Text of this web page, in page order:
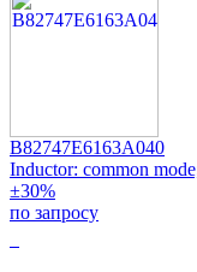
B82747E6163A040
Inductor: common
±30%
по запросу